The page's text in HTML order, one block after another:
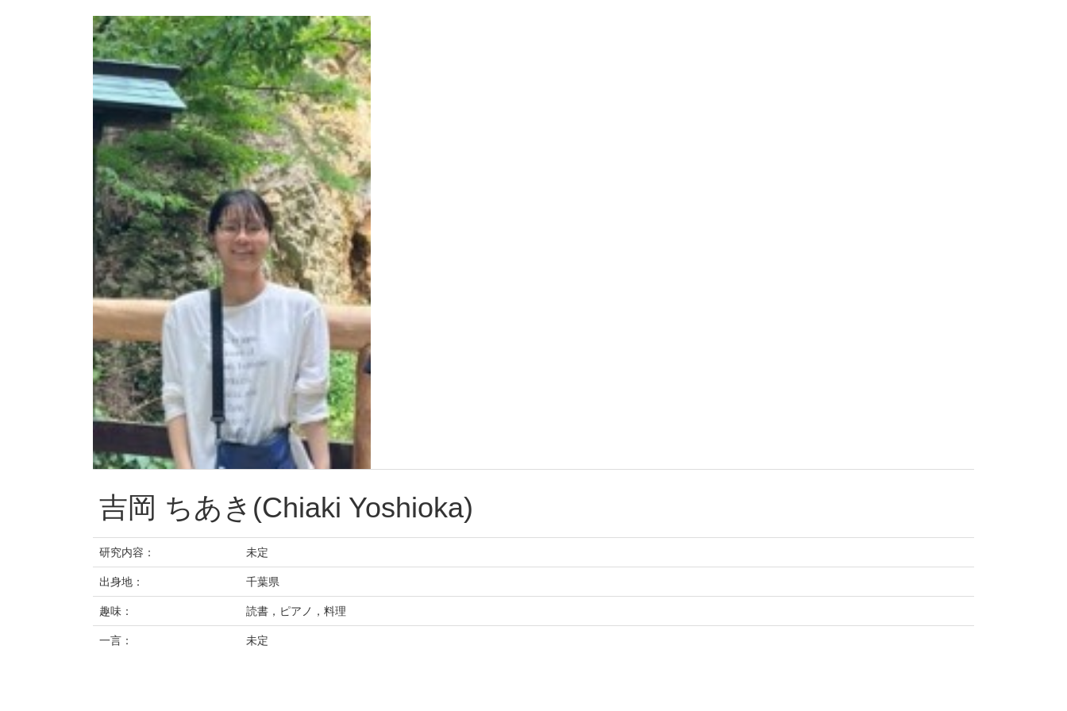
吉岡 ちあき(Chiaki Yoshioka)
研究内容： 未定
出身地： 千葉県
趣味： 読書，ピアノ，料理
一言： 未定